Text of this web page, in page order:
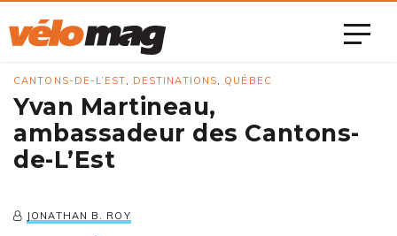
CANTONS-DE-L’EST, DESTINATIONS, QUÉBEC
Yvan Martineau,
ambassadeur des Cantons-
de-L’Est
JONATHAN B. ROY